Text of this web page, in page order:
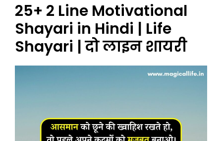
25+ 2 Line Motivational
Shayari in Hindi | Life
Shayari | दो लाइन शायरी